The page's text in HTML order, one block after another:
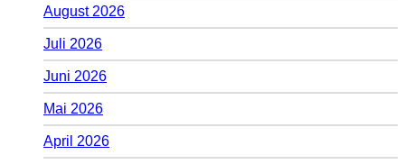
August 2026
Juli 2026
Juni 2026
Mai 2026
April 2026